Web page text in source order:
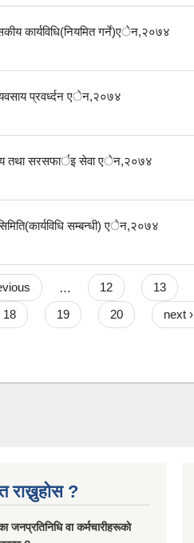
कार्यविधि(नियमित गर्ने)एेन,२०७४
प्रवर्ध्दन एेन,२०७४
तथा सरसफार्इ सेवा एेन,२०७४
सम्बन्धी) एेन,२०७४
12 13
18
19 20 next ›
राख्नुहोस ?
जनप्रतिनिधि वा कर्मचारीहरूकाे